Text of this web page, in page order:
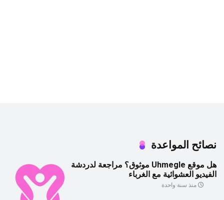
نصائح المواعدة
هل موقع Uhmegle موثوق؟ مراجعة لدردشة
الفيديو العشوائية مع الغرباء
منذ سنة واحدة